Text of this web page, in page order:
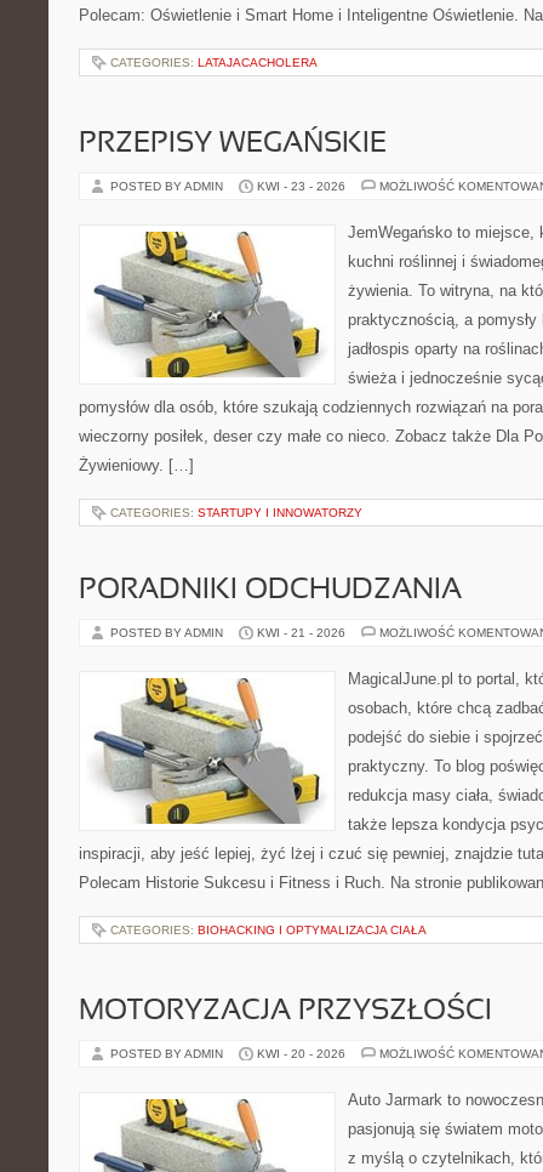
Polecam: Oświetlenie i Smart Home i Inteligentne Oświetlenie.
CATEGORIES: LATAJACACHOLERA
PRZEPISY WEGAŃSKIE
POSTED BY ADMIN KWI - 23 - 2026 MOŻLIWOŚĆ
JemWegańsko to miejsce,
kuchni roślinnej i
żywienia. To witryna, na
praktycznością, a
jadłospis oparty na
świeża i jednocześnie
pomysłów dla osób, które szukają codziennych rozwiązań na
wieczorny posiłek, deser czy małe co nieco. Zobacz także Dla
Żywieniowy. […]
CATEGORIES: STARTUPY I INNOWATORZY
PORADNIKI ODCHUDZANIA
POSTED BY ADMIN KWI - 21 - 2026 MOŻLIWOŚĆ
MagicalJune.pl to portal,
osobach, które chcą
podejść do siebie i
praktyczny. To blog
redukcja masy ciała,
także lepsza kondycja
inspiracji, aby jeść lepiej, żyć lżej i czuć się pewniej, znajdzie
Polecam Historie Sukcesu i Fitness i Ruch. Na stronie
CATEGORIES: BIOHACKING I OPTYMALIZACJA CIAŁA
MOTORYZACJA PRZYSZŁOŚCI
POSTED BY ADMIN KWI - 20 - 2026 MOŻLIWOŚĆ
Auto Jarmark to
pasjonują się światem
z myślą o czytelnikach,